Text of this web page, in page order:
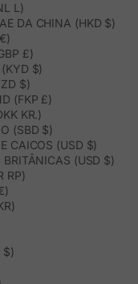
L)
DA CHINA (HKD $)
£)
$)
$)
(FKP £)
KR.)
(SBD $)
CAICOS (USD $)
BRITÂNICAS (USD $)
RP)
$)